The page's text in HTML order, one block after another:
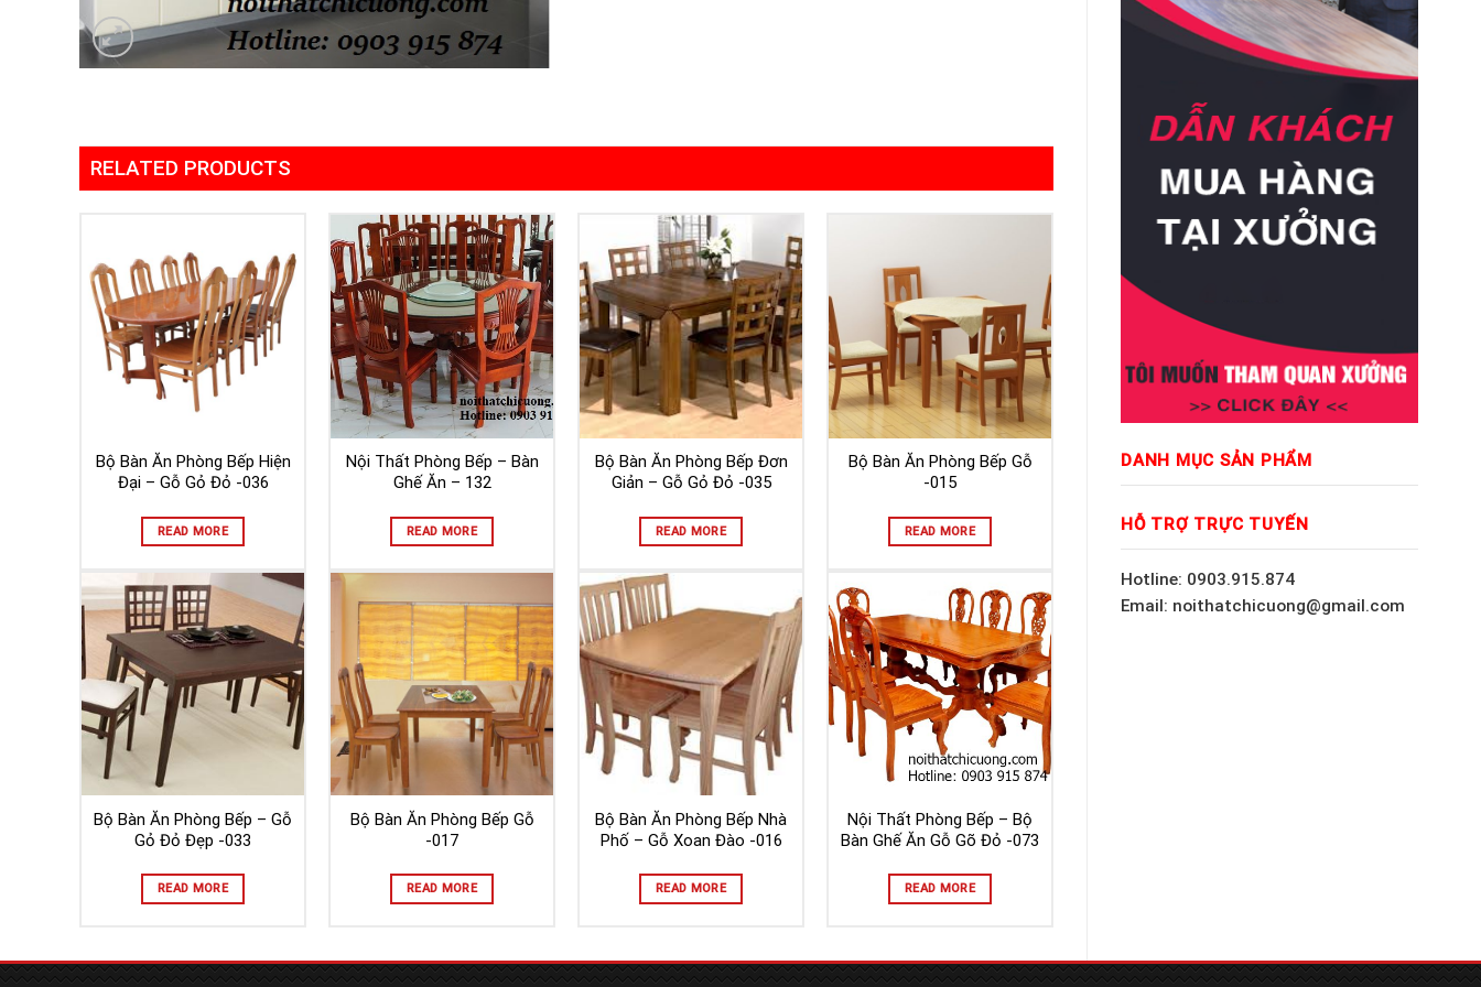
DANH MỤC SẢN PHẨM
HỖ TRỢ TRỰC TUYẾN
Hotline: 0903.915.874
Email: noithatchicuong@gmail.com
RELATED PRODUCTS
Bộ Bàn Ăn Phòng Bếp Hiện
Đại – Gỗ Gỏ Đỏ -036
READ MORE
Nội Thất Phòng Bếp – Bàn
Ghế Ăn – 132
READ MORE
Bộ Bàn Ăn Phòng Bếp Đơn
Giản – Gỗ Gỏ Đỏ -035
READ MORE
Bộ Bàn Ăn Phòng Bếp Gỗ
-015
READ MORE
Bộ Bàn Ăn Phòng Bếp – Gỗ
Gỏ Đỏ Đẹp -033
READ MORE
Bộ Bàn Ăn Phòng Bếp Gỗ
-017
READ MORE
Bộ Bàn Ăn Phòng Bếp Nhà
Phố – Gỗ Xoan Đào -016
READ MORE
Nội Thất Phòng Bếp – Bộ
Bàn Ghế Ăn Gỗ Gõ Đỏ -073
READ MORE